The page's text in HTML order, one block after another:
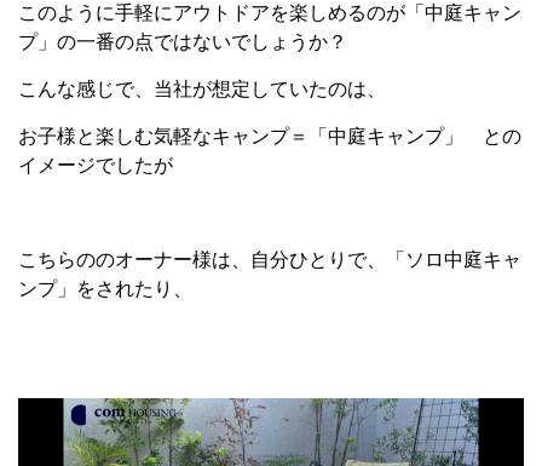
このように手軽にアウトドアを楽しめるのが「中庭キャン
プ」の一番の点ではないでしょうか？
こんな感じで、当社が想定していたのは、
お子様と楽しむ気軽なキャンプ＝「中庭キャンプ」 との
イメージでしたが
こちらののオーナー様は、自分ひとりで、「ソロ中庭キャ
ンプ」をされたり、